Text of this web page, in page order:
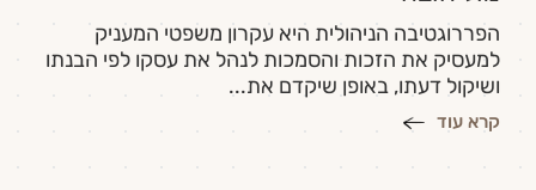
הפררוגטיבה הניהולית היא עקרון משפטי המעניק
למעסיק את הזכות והסמכות לנהל את עסקו לפי הבנתו
ושיקול דעתו, באופן שיקדם את...
קרא עוד